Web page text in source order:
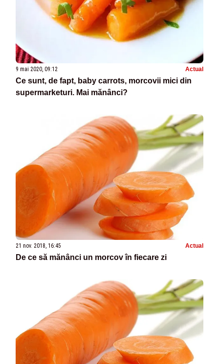
9 mai 2020, 09:12 Actual
Ce sunt, de fapt, baby carrots, morcovii mici din
supermarketuri. Mai mănânci?
21 nov. 2018, 16:45 Actual
De ce să mănânci un morcov în fiecare zi